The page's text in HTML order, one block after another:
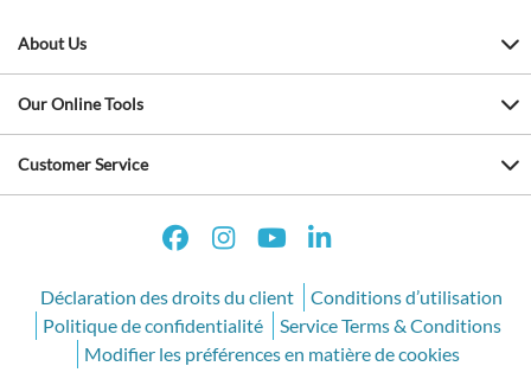
About Us
Our Online Tools
Customer Service
Déclaration des droits du client
Conditions d’utilisation
Politique de confidentialité
Service Terms & Conditions
Modifier les préférences en matière de cookies